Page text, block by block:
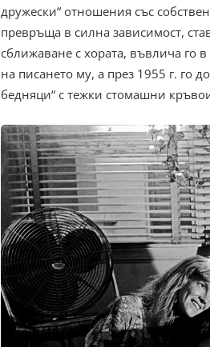
дружески“ отношения със
превръща в силна зависимост,
сближаване с хората, въвлича го
на писането му, а през 1955 г. го
бедняци“ с тежки стомашни